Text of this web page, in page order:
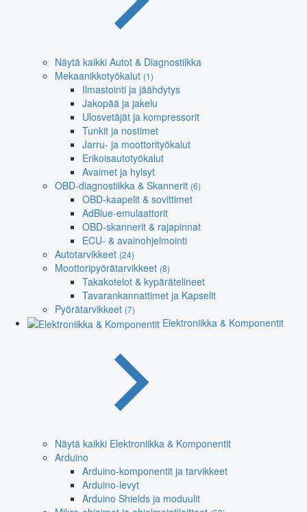
Näytä kaikki Autot & Diagnostiikka
Mekaanikkotyökalut (1)
Ilmastointi ja jäähdytys
Jakopää ja jakelu
Ulosvetäjät ja kompressorit
Tunkit ja nostimet
Jarru- ja moottorityökalut
Erikoisautotyökalut
Avaimet ja hylsyt
OBD-diagnostiikka & Skannerit (6)
OBD-kaapelit & sovittimet
AdBlue-emulaattorit
OBD-skannerit & rajapinnat
ECU- & avainohjelmointi
Autotarvikkeet (24)
Moottoripyörätarvikkeet (8)
Takakotelot & kypärätelineet
Tavarankannattimet ja Kapselit
Pyörätarvikkeet (7)
Elektroniikka & Komponentit
Näytä kaikki Elektroniikka & Komponentit
Arduino
Arduino-komponentit ja tarvikkeet
Arduino-levyt
Arduino Shields ja moduulit